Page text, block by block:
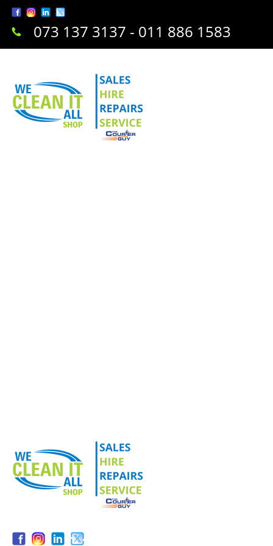
073 137 3137 - 011 886 1583